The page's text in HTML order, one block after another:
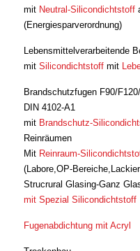
mit Neutral-Silicondichtstoff
(Energiesparverordnung)
Lebensmittelverarbeitende
mitSilicondichtstoff mit
Brandschutzfugen F90/
DIN 4102-A1
mit Brandschutz-
Reinräumen
Mit Reinraum-
(Labore,OP-
Strucrural Glasing-Ganz
mit Spezial Silicondichtstoff
Fugenabdichtung mit Acryl